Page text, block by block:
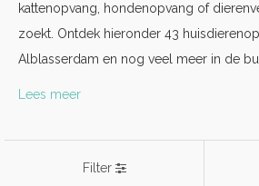
kattenopvang, hondenopvang of
zoekt. Ontdek hieronder 43
Alblasserdam en nog veel meer in de
Lees meer
Filter